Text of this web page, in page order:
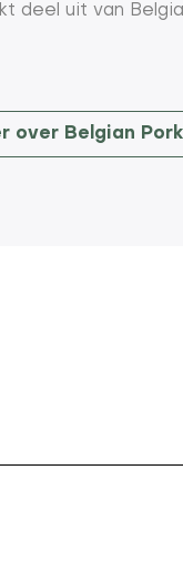
deel uit van
over Belgian